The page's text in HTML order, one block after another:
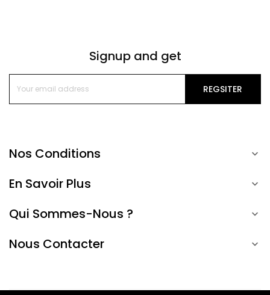
Signup and get
REGSITER
Nos Conditions 
En Savoir Plus 
Qui Sommes-Nous ? 
Nous Contacter 